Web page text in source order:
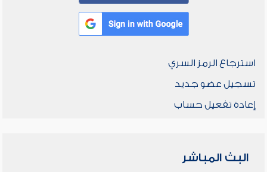
استرجاع الرمز السري
تسجيل عضو جديد
إعادة تفعيل حساب
البث المباشر